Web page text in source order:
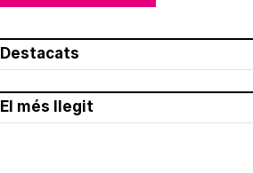
Destacats
El més llegit